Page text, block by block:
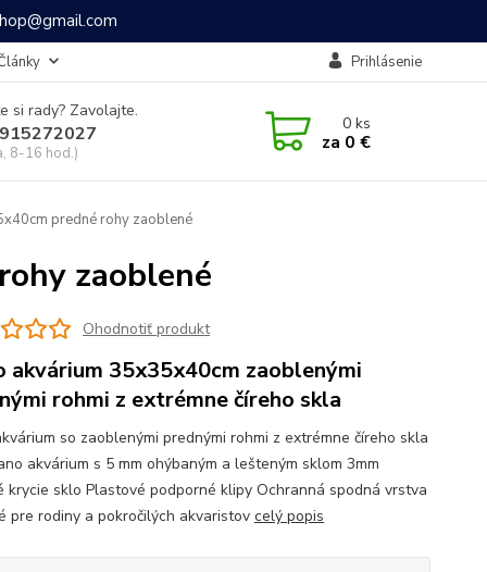
Prihlásenie
si rady? Zavolajte.
8-16 hod.)
0ks
za 0 €
predné rohy zaoblené
zaoblené
Ohodnotiť produkt
akvárium 35x35x40cm zaoblenými
rohmi z extrémne číreho skla
so zaoblenými prednými rohmi z extrémne číreho skla
akvárium s 5 mm ohýbaným a lešteným sklom 3mm
krycie sklo Plastové podporné klipy Ochranná spodná vrstva
pre rodiny a pokročilých akvaristov celý popis